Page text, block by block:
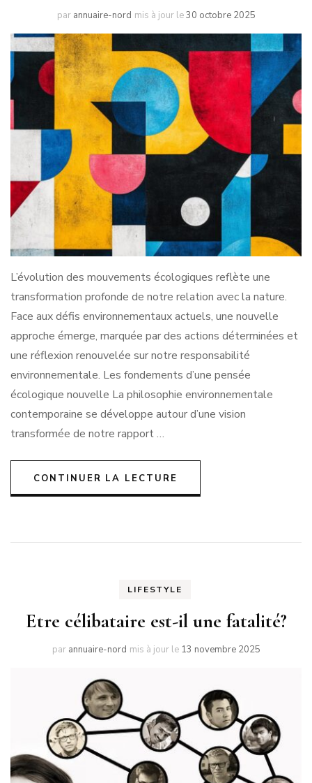
par annuaire-nord mis à jour le30 octobre 2025
L’évolution des mouvements écologiques reflète une
transformation profonde de notre relation avec la nature.
Face aux défis environnementaux actuels, une nouvelle
approche émerge, marquée par des actions déterminées et
une réflexion renouvelée sur notre responsabilité
environnementale. Les fondements d’une pensée
écologique nouvelle La philosophie environnementale
contemporaine se développe autour d’une vision
transformée de notre rapport …
CONTINUER LA LECTURE
LIFESTYLE
Etre célibataire est-il une fatalité?
par annuaire-nord mis à jour le 13 novembre 2025